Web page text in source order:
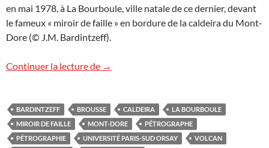
en mai 1978, à La Bourboule, ville natale de ce dernier, devant
le fameux « miroir de faille » en bordure de la caldeira du Mont-
Dore (© J.M. Bardintzeff).
Continuer la lecture de 40 ans de volcanologie à Orsay !
→
BARDINTZEFF BROUSSE CALDEIRA
LA BOURBOULE
MIROIR DE FAILLE
MONT-DORE
PÉTROGRAPHE
PÉTROGRAPHIE
UNIVERSITÉ PARIS-SUD ORSAY
VOLCAN